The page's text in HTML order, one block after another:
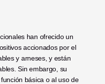
han ofrecido un
accionados por el
y arneses, y están
Sin embargo, su
básica o al uso de